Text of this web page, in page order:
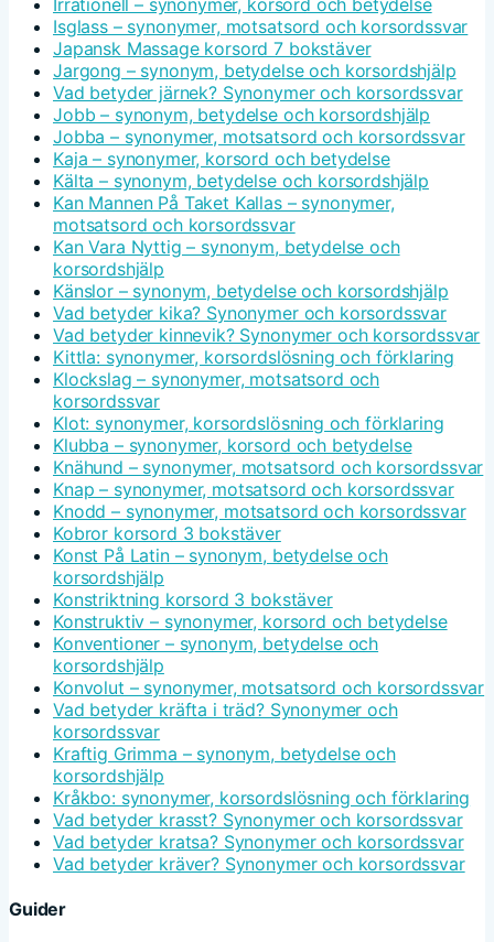
Isglass – synonymer, motsatsord och korsordssvar
Japansk Massage korsord 7 bokstäver
Jargong – synonym, betydelse och korsordshjälp
Vad betyder järnek? Synonymer och korsordssvar
Jobb – synonym, betydelse och korsordshjälp
Jobba – synonymer, motsatsord och korsordssvar
Kaja – synonymer, korsord och betydelse
Kälta – synonym, betydelse och korsordshjälp
Kan Mannen På Taket Kallas – synonymer,
motsatsord och korsordssvar
Kan Vara Nyttig – synonym, betydelse och
korsordshjälp
Känslor – synonym, betydelse och korsordshjälp
Vad betyder kika? Synonymer och korsordssvar
Vad betyder kinnevik? Synonymer och korsordssvar
Kittla: synonymer, korsordslösning och förklaring
Klockslag – synonymer, motsatsord och
korsordssvar
Klot: synonymer, korsordslösning och förklaring
Klubba – synonymer, korsord och betydelse
Knähund – synonymer, motsatsord och korsordssvar
Knap – synonymer, motsatsord och korsordssvar
Knodd – synonymer, motsatsord och korsordssvar
Kobror korsord 3 bokstäver
Konst På Latin – synonym, betydelse och
korsordshjälp
Konstriktning korsord 3 bokstäver
Konstruktiv – synonymer, korsord och betydelse
Konventioner – synonym, betydelse och
korsordshjälp
Konvolut – synonymer, motsatsord och korsordssvar
Vad betyder kräfta i träd? Synonymer och
korsordssvar
Kraftig Grimma – synonym, betydelse och
korsordshjälp
Kråkbo: synonymer, korsordslösning och förklaring
Vad betyder krasst? Synonymer och korsordssvar
Vad betyder kratsa? Synonymer och korsordssvar
Vad betyder kräver? Synonymer och korsordssvar
Guider